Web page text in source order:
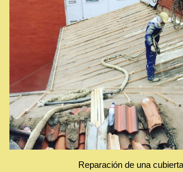
Reparación de una